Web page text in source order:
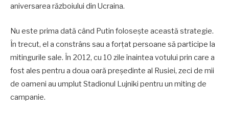
aniversarea războiului din Ucraina.
Nu este prima dată când Putin folosește această strategie.
În trecut, el a constrâns sau a forțat persoane să participe la
mitingurile sale. În 2012, cu 10 zile înaintea votului prin care a
fost ales pentru a doua oară președinte al Rusiei, zeci de mii
de oameni au umplut Stadionul Lujniki pentru un miting de
campanie.